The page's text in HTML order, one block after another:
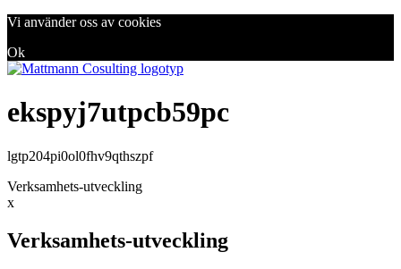
Vi använder oss av cookies
Ok
ekspyj7utpcb59pc
lgtp204pi0ol0fhv9qthszpf
Verksamhets-utveckling
x
Verksamhets-utveckling